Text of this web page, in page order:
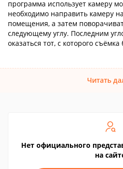
программа использует камеру
необходимо направить камеру
помещения, а затем
следующему углу. Последним
оказаться тот, с которого
Читать
Нет официального
на